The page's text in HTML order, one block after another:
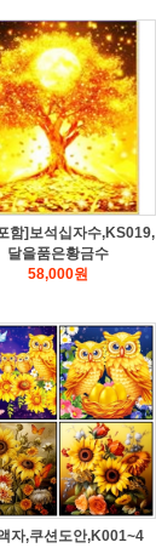
함]보석십자수,KS019,
달을품은황금수
58,000원
자,쿠션도안,K001~4